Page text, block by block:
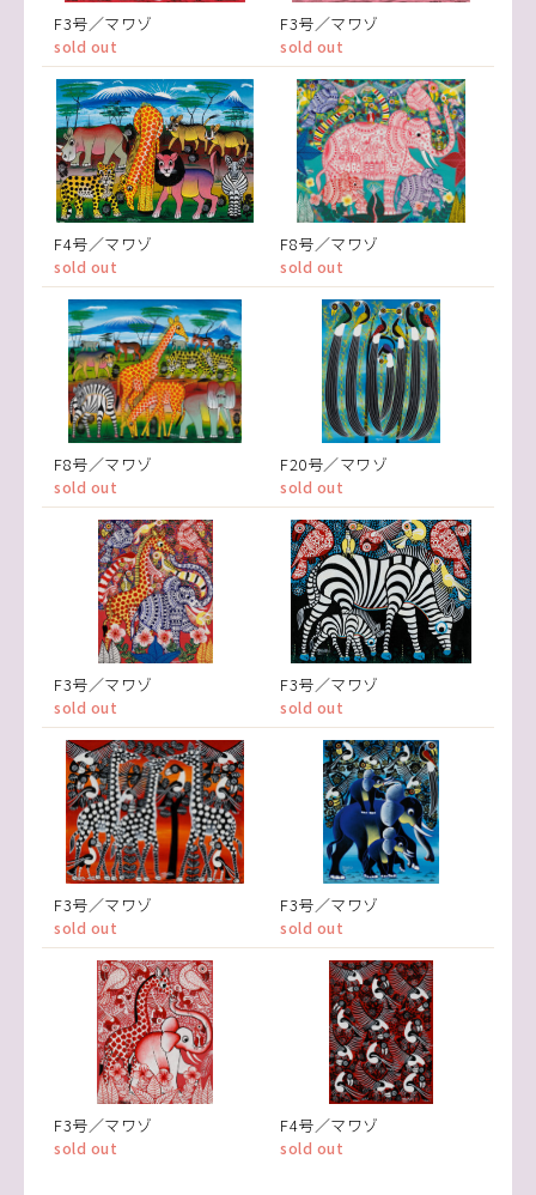
F3号／マワゾ
sold out
F3号／マワゾ
sold out
F4号／マワゾ
sold out
F8号／マワゾ
sold out
F8号／マワゾ
sold out
F20号／マワゾ
sold out
F3号／マワゾ
sold out
F3号／マワゾ
sold out
F3号／マワゾ
sold out
F3号／マワゾ
sold out
F3号／マワゾ
sold out
F4号／マワゾ
sold out